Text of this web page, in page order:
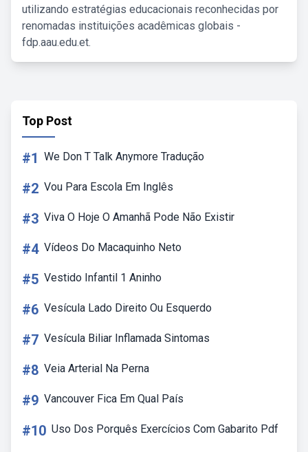
utilizando estratégias educacionais reconhecidas por
renomadas instituições acadêmicas globais -
fdp.aau.edu.et.
Top Post
#1 We Don T Talk Anymore Tradução
#2 Vou Para Escola Em Inglês
#3 Viva O Hoje O Amanhã Pode Não Existir
#4 Vídeos Do Macaquinho Neto
#5 Vestido Infantil 1 Aninho
#6 Vesícula Lado Direito Ou Esquerdo
#7 Vesícula Biliar Inflamada Sintomas
#8 Veia Arterial Na Perna
#9 Vancouver Fica Em Qual País
#10 Uso Dos Porquês Exercícios Com Gabarito Pdf